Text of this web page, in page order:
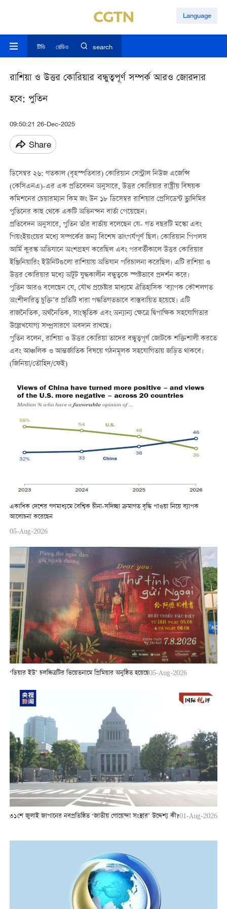
Language
টিভি রেডিও search
রাশিয়া ও উত্তর কোরিয়ার বন্ধুত্বপূর্ণ সম্পর্ক আরও জোরদার
হবে: পুতিন
09:50:21 26-Dec-2025
Share
ডিসেম্বর ২৬: গতকাল (বৃহস্পতিবার) কোরিয়ান সেন্ট্রাল নিউজ এজেন্সি
(কেসিএনএ)-এর এক প্রতিবেদন অনুসারে, উত্তর কোরিয়ার রাষ্ট্রীয় বিষয়ক
কমিশনের চেয়ারম্যান কিম জং উন ১৮ ডিসেম্বর রাশিয়ার প্রেসিডেন্ট ভ্লাদিমির
পুতিনের কাছ থেকে একটি অভিনন্দন বার্তা পেয়েছেন।
প্রতিবেদন অনুসারে, পুতিন তাঁর বার্তায় বলেছেন যে- গত বছরটি মস্কো এবং
পিয়ংইয়ংয়ের মধ্যে সম্পর্কের জন্য বিশেষ তাৎপর্যপূর্ণ ছিল। কোরিয়ান পিপলস
আর্মি কুরস্ক অভিযানে অংশগ্রহণ করেছিল এবং পরবর্তীকালে উত্তর কোরিয়ার
ইঞ্জিনিয়ারিং ইউনিটগুলো রাশিয়ায় অভিযান পরিচালনা করেছিল। এটি রাশিয়া ও
উত্তর কোরিয়ার মধ্যে অটুট যুদ্ধকালীন বন্ধুত্বকে স্পষ্টভাবে প্রদর্শন করে।
পুতিন আরও বলেছেন যে, যৌথ প্রচেষ্টার মাধ্যমে ঐতিহাসিক ‘ব্যাপক কৌশলগত
অংশীদারিত্ব চুক্তি’র প্রতিটি ধারা পদ্ধতিগতভাবে বাস্তবায়িত হয়েছে। এটি
রাজনৈতিক, অর্থনৈতিক, সাংস্কৃতিক এবং অন্যান্য ক্ষেত্রে দ্বিপাক্ষিক সহযোগিতার
উল্লেখযোগ্য সম্প্রসারণে অবদান রাখছে।
পুতিন বলেন, রাশিয়া ও উত্তর কোরিয়া তাদের বন্ধুত্বপূর্ণ জোটকে শক্তিশালী করতে
এবং আঞ্চলিক ও আন্তর্জাতিক বিষয়ে গঠনমূলক সহযোগিতায় জড়িত থাকবে।
(জিনিয়া/তৌহিদ/ফেই)
একাধিক দেশের গণমাধ্যমে বৈশ্বিক চীনা-সদিচ্ছা ক্রমাগত বৃদ্ধি পাওয়া নিয়ে ব্যাপক
আলোচনা করেছেন
05-Aug-2026
‘ডিয়ার ইউ’ চলচ্চিত্রটির ভিয়েতনামে প্রিমিয়ার অনুষ্ঠিত হয়েছে05-Aug-2026
৩১শে জুলাই জাপানের নবপ্রতিষ্ঠিত ‘জাতীয় গোয়েন্দা সংস্থার’ উদ্দেশ্য কী?01-Aug-2026